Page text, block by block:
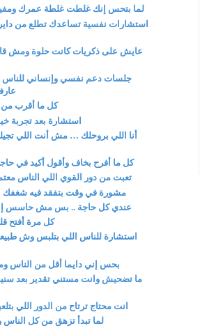
لما بتحس إنك غلطت غلطة عمرك
استشارات نفسية تساعدك تطلع من
عايش على ذكريات كانت حلوة ومش
جلسات دعم نفسي وإنساني
كل ما أقرب من
استشارة بعد تجربة
أنا اللي بروحلك … مش أنت اللي
كل ما أفرح بخاف وأقول أكيد في
تعبت من دور القوي اللي الناس
مشورة في وقت بتفقد فيه شغفك
عندي كل حاجة .. بس مش حاسس
كل مرة أفتح
استشارة للناس اللي بتلبس وش
بحس إني دايما أقل من الناس
ما تضحيش وانت مستني تقدير بعد
انت محتاج ترتاح من الدور اللي
لما تبدأ تزهق من كل